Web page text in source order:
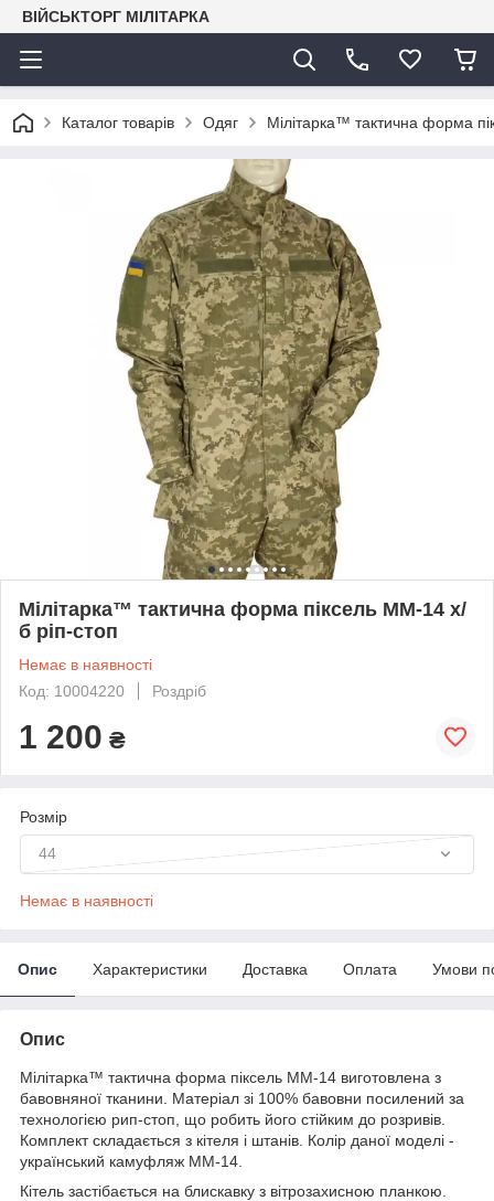
ВІЙСЬКТОРГ МІЛІТАРКА
Каталог товарів Одяг Мілітарка™ тактична форма
Мілітарка™ тактична форма піксель ММ-14 х/
б ріп-стоп
Немає в наявності
Код: 10004220
Роздріб
1 200 ₴
Розмір
44
Немає в наявності
Опис Характеристики Доставка Оплата Умови
Опис
Мілітарка™ тактична форма піксель ММ-14 виготовлена ​​з
бавовняної тканини. Матеріал зі 100% бавовни посилений за
технологією рип-стоп, що робить його стійким до розривів.
Комплект складається з кітеля і штанів. Колір даної моделі -
український камуфляж ММ-14.
Кітель застібається на блискавку з вітрозахисною планкою.